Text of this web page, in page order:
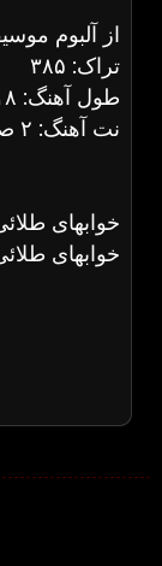
از آلبوم
تراک: ۳۸۵
طول آهنگ: ۱:۱۸
نت آهنگ: ۲ صفحه
خوابهای طلائی 3 / سایت های
خوابهای طلائی 3 / اجراهای